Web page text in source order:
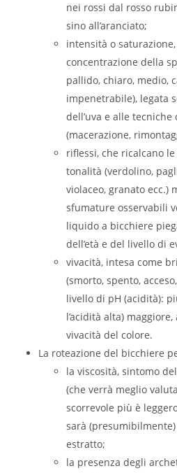
nei rossi dal rosso
sino all’aranciato;
intensità o
concentrazione della
pallido, chiaro, medio,
impenetrabile), legata
dell’uva e alle
(macerazione,
riflessi, che ricalcano
tonalità (verdolino,
violaceo, granato ecc.)
sfumature osservabili
liquido a bicchiere
dell’età e del livello di
vivacità, intesa come
(smorto, spento,
livello di pH (acidità):
l’acidità alta)
vivacità del colore.
La roteazione del bicchiere
la viscosità, sintomo
(che verrà meglio
scorrevole più è
sarà
estratto;
la presenza degli